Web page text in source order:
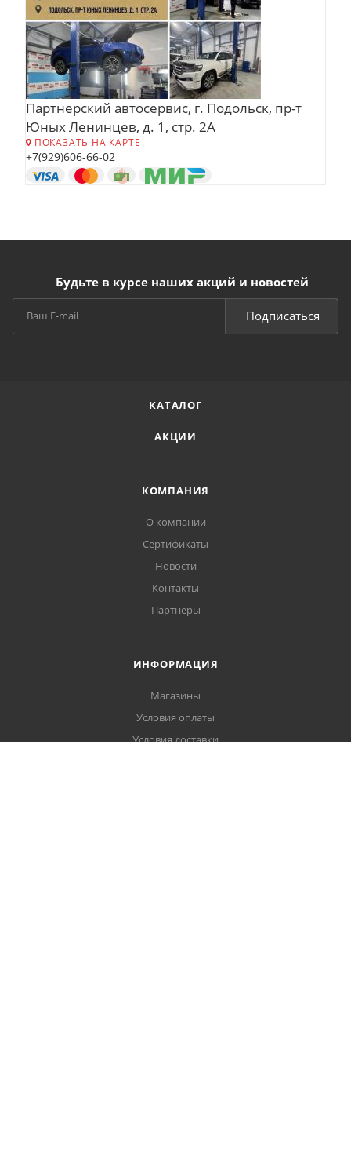
Партнерский автосервис, г. Подольск, пр-т
Юных Ленинцев, д. 1, стр. 2А
ПОКАЗАТЬ НА КАРТЕ
+7(929)606-66-02
Будьте в курсе наших акций и новостей
Подписаться
КАТАЛОГ
АКЦИИ
КОМПАНИЯ
О компании
Сертификаты
Новости
Контакты
Партнеры
ИНФОРМАЦИЯ
Магазины
Условия оплаты
Условия доставки